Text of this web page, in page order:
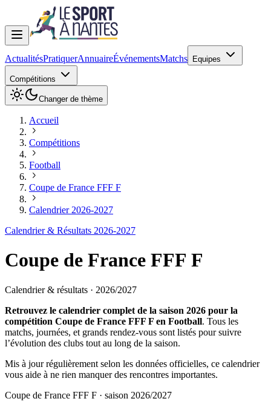
ActualitésPratiquerAnnuaireÉvénementsMatchs Equipes
Compétitions
Changer de thème
Accueil
Compétitions
Football
Coupe de France FFF F
Calendrier 2026-2027
Calendrier & Résultats 2026-2027
Coupe de France FFF F
Calendrier & résultats · 2026/2027
Retrouvez le calendrier complet de la saison 2026 pour la
compétition Coupe de France FFF F en Football. Tous les
matchs, journées, et grands rendez-vous sont listés pour suivre
l’évolution des clubs tout au long de la saison.
Mis à jour régulièrement selon les données officielles, ce calendrier
vous aide à ne rien manquer des rencontres importantes.
Coupe de France FFF F · saison 2026/2027